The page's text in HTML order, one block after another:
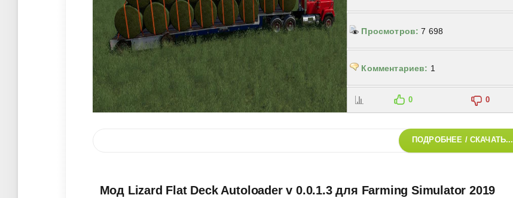
Просмотров: 7 698
Комментариев: 1
0 0
ПОДРОБНЕЕ / СКАЧАТЬ...
Мод Lizard Flat Deck Autoloader v 0.0.1.3 для Farming Simulator 2019